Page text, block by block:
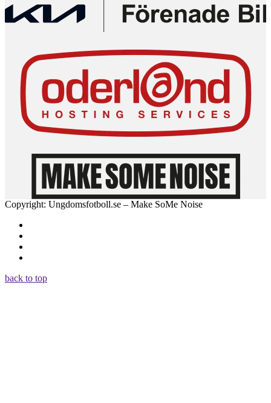
Copyright: Ungdomsfotboll.se – Make SoMe Noise
back to top